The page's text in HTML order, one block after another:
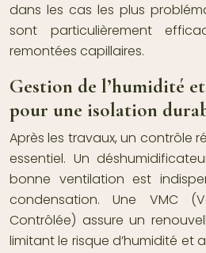
dans les cas les plus
sont particulièrement
remontées capillaires.
Gestion de l’humidité
pour une isolation
Après les travaux, un contrôle
essentiel. Un
bonne ventilation est
condensation. Une VMC
Contrôlée) assure un
limitant le risque d’humidité et